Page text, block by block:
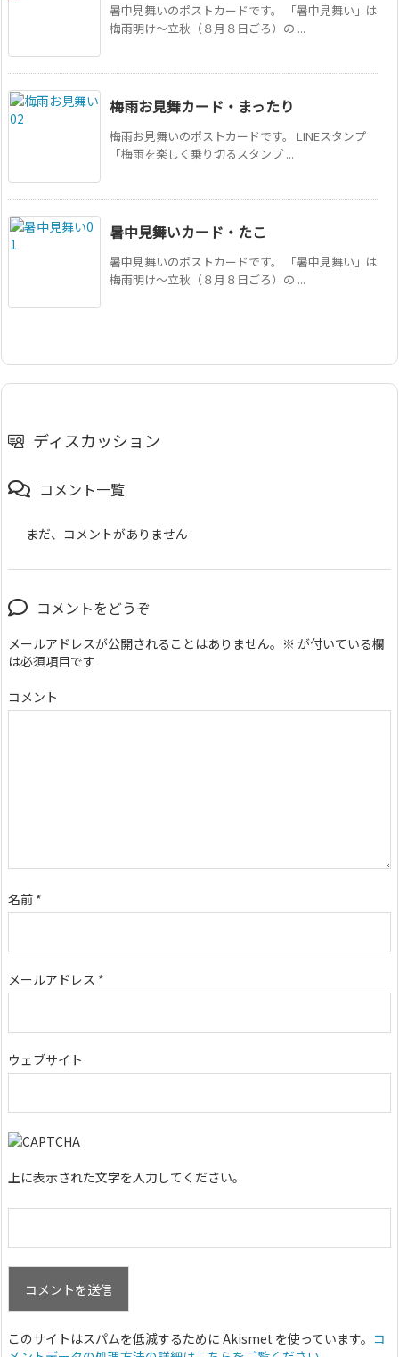
暑中見舞いのポストカードです。 「暑中見舞い」は
梅雨明け〜立秋（８月８日ごろ）の ...
梅雨お見舞カード・まったり
梅雨お見舞いのポストカードです。 LINEスタンプ
「梅雨を楽しく乗り切るスタンプ ...
暑中見舞いカード・たこ
暑中見舞いのポストカードです。 「暑中見舞い」は
梅雨明け〜立秋（８月８日ごろ）の ...
ディスカッション
コメント一覧
まだ、コメントがありません
コメントをどうぞ
メールアドレスが公開されることはありません。 ※ が付いている欄
は必須項目です
コメント
名前 *
メールアドレス *
ウェブサイト
上に表示された文字を入力してください。
このサイトはスパムを低減するために Akismet を使っています。 コ